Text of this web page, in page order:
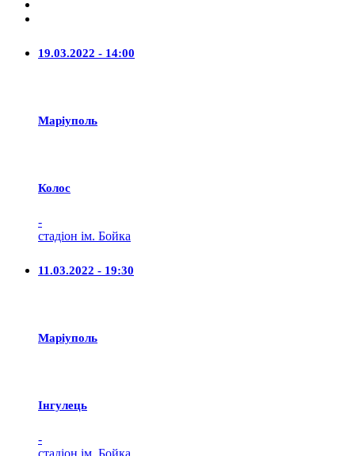
19.03.2022 - 14:00
Маріуполь
Колос
-
стадіон ім. Бойка
11.03.2022 - 19:30
Маріуполь
Iнгулець
-